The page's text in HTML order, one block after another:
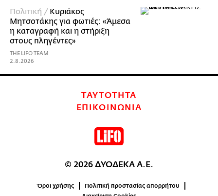
Πολιτική / Κυριάκος
Μητσοτάκης για φωτιές: «Άμεσα
η καταγραφή και η στήριξη
στους πληγέντες»
THE LIFO TEAM
2.8.2026
ΤΑΥΤΟΤΗΤΑ
ΕΠΙΚΟΙΝΩΝΙΑ
© 2026 ΔΥΟΔΕΚΑ Α.Ε.
Όροι χρήσης
Πολιτική προστασίας απορρήτου